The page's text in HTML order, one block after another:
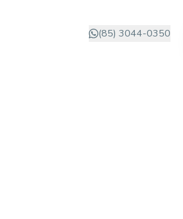
(85) 3044-0350